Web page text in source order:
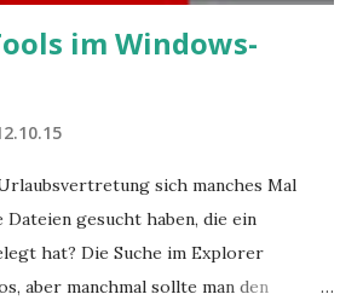
im Windows-
sich manches Mal
gesucht haben, die ein
hat? Die Suche im Explorer
aber manchmal sollte man den